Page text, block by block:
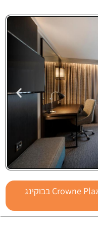
למעבר לדף המלון Crowne Plaza - Belfast בבוקינג